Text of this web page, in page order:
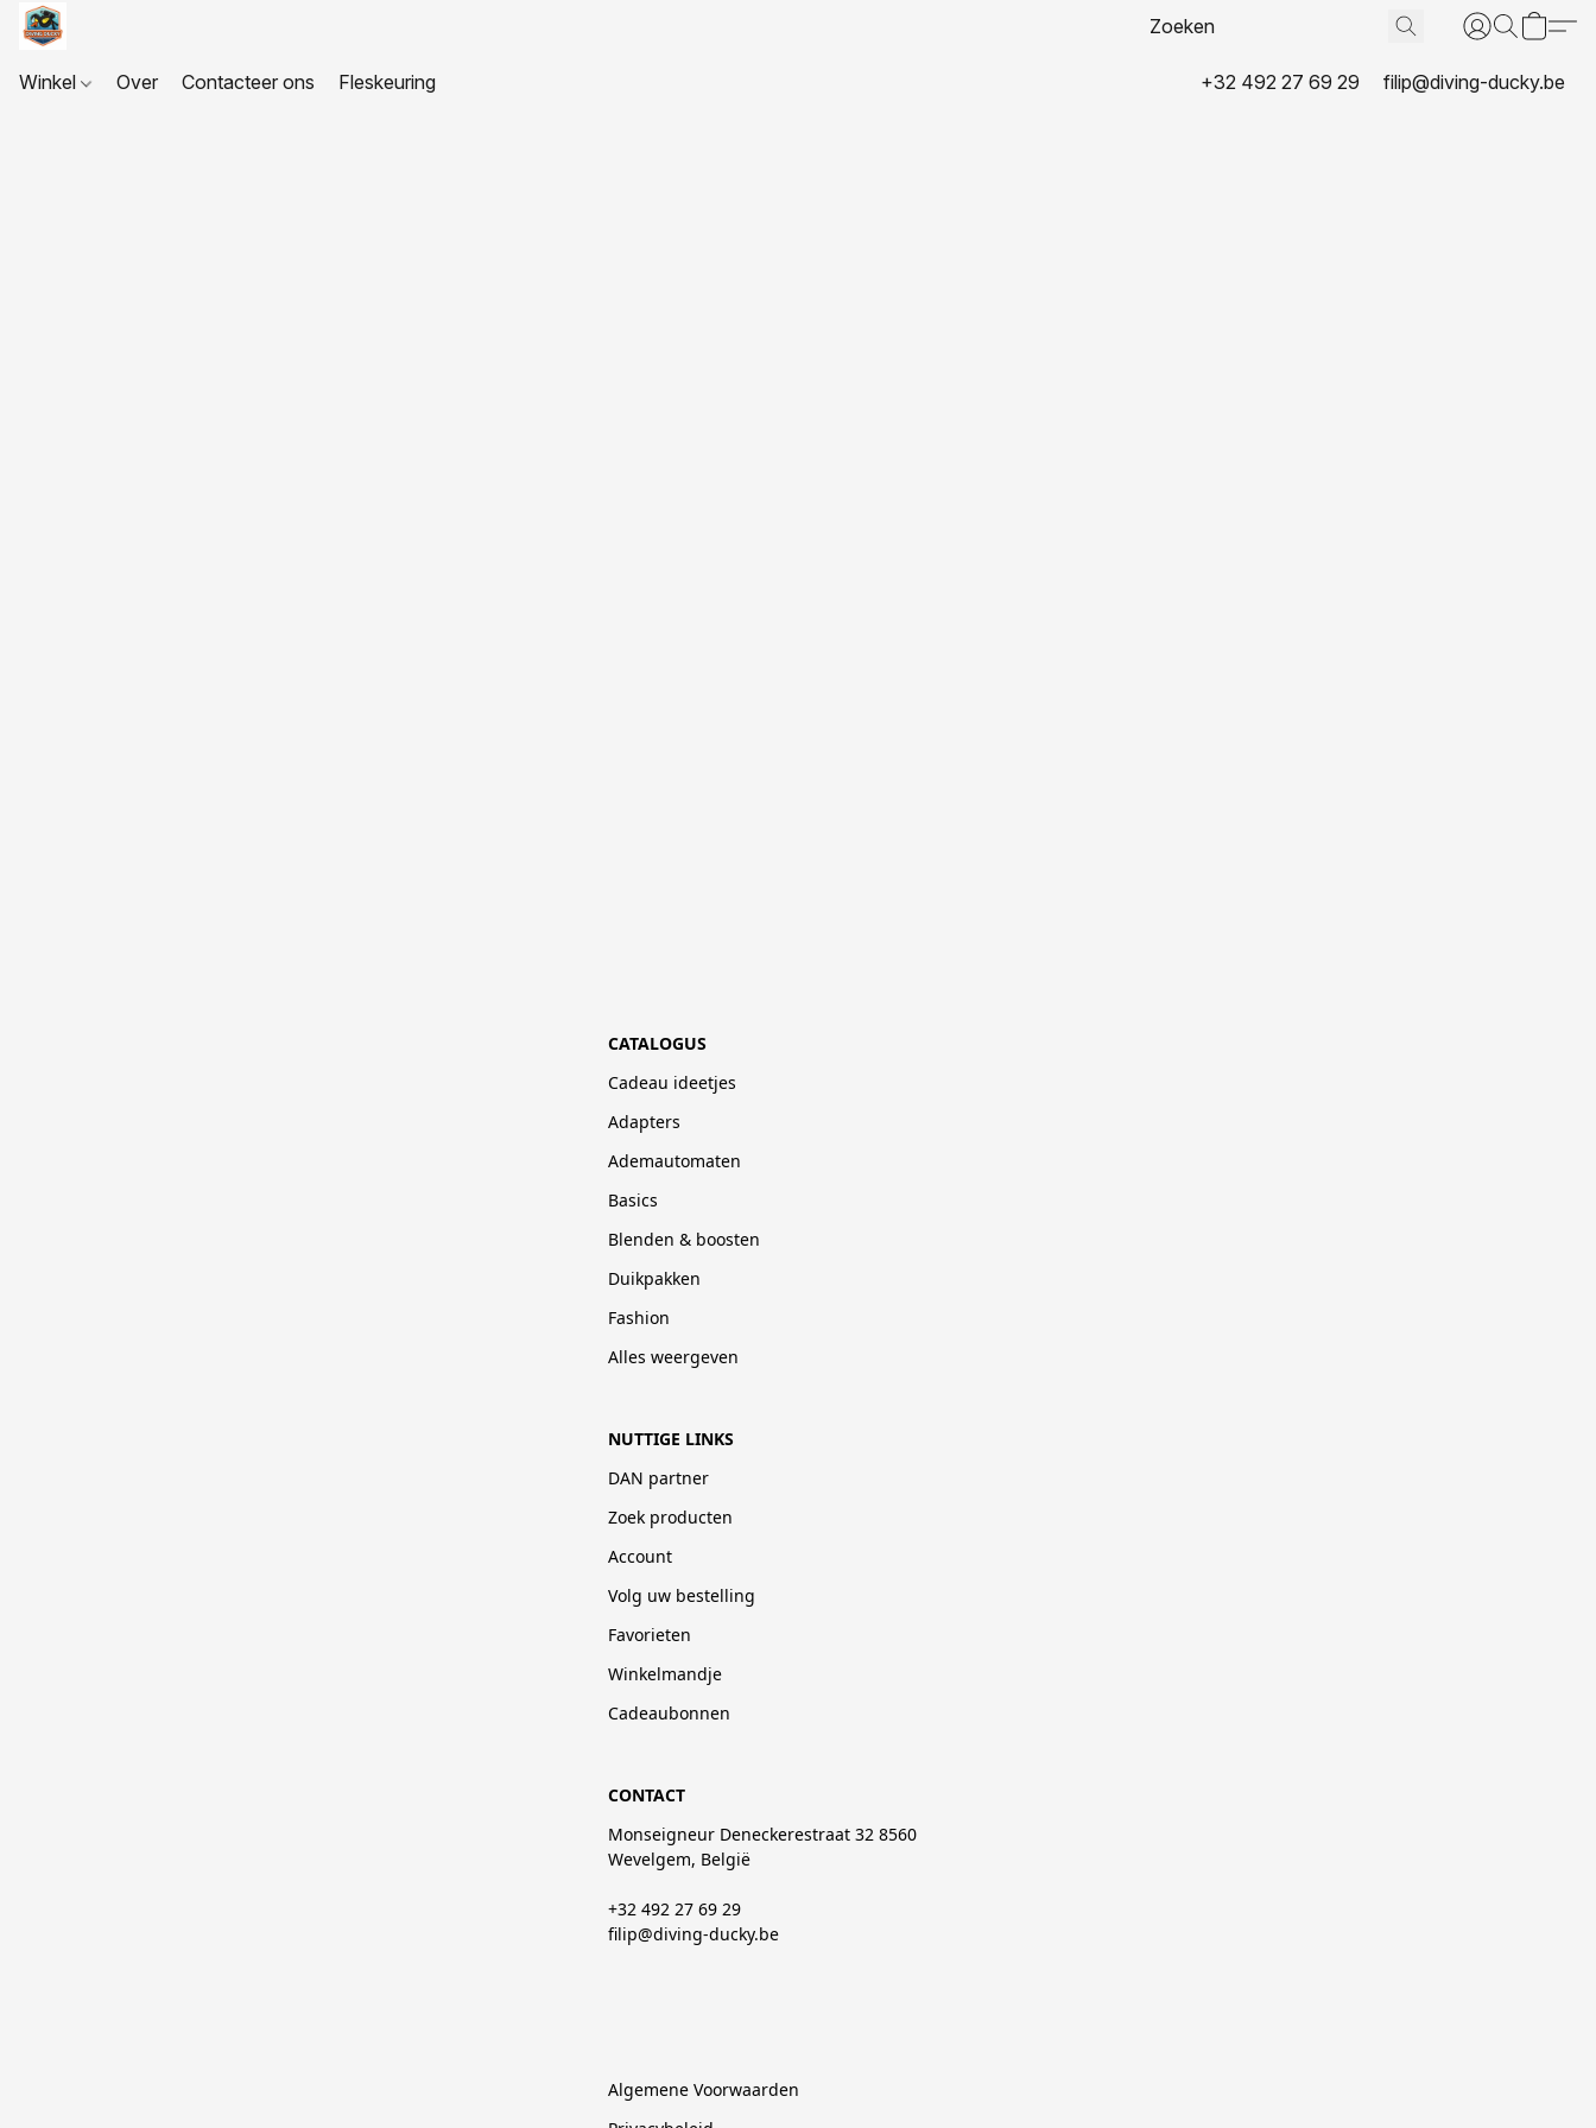
Winkel Over Contacteer ons Fleskeuring +32 492 27 69 29 filip@diving-ducky.be
CATALOGUS
Cadeau ideetjes
Adapters
Ademautomaten
Basics
Blenden & boosten
Duikpakken
Fashion
Alles weergeven
NUTTIGE LINKS
DAN partner
Zoek producten
Account
Volg uw bestelling
Favorieten
Winkelmandje
Cadeaubonnen
CONTACT
Monseigneur Deneckerestraat 32 8560
Wevelgem, België
+32 492 27 69 29
filip@diving-ducky.be
Algemene Voorwaarden